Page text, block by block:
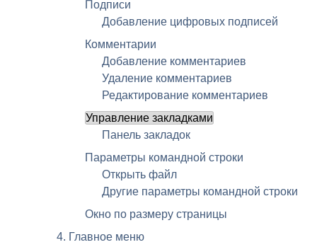
Подписи
Добавление цифровых подписей
Комментарии
Добавление комментариев
Удаление комментариев
Редактирование комментариев
Управление закладками
Панель закладок
Параметры командной строки
Открыть файл
Другие параметры командной строки
Окно по размеру страницы
4. Главное меню